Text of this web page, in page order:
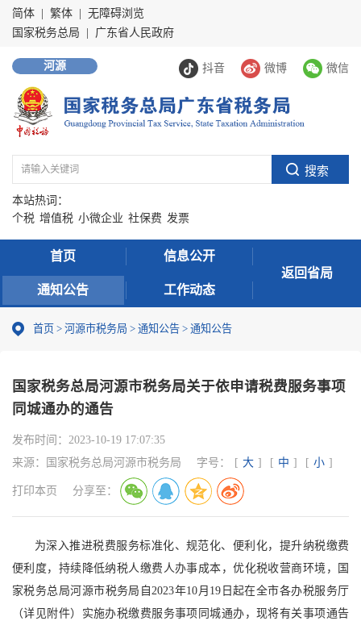
简体 繁体
无障碍浏览
国家税务总局
广东省人民政府
抖音 微博 微信
河源
本站热词：
个税 增值税 小微企业 社保费 发票
首页 信息公开
通知公告 工作动态
返回省局
首页 > 河源市税务局 > 通知公告 > 通知公告
国家税务总局河源市税务局关于依申请税费服务事项
同城通办的通告
发布时间： 2023-10-19 17:07:35
来源：
国家税务总局河源市税务局 字号： [ 大 ] [ 中 ] [ 小 ]
打印本页 分享至：
为深入推进税费服务标准化、规范化、便利化，提升纳税缴费
便利度，持续降低纳税人缴费人办事成本，优化税收营商环境，国
家税务总局河源市税务局自2023年10月19日起在全市各办税服务厅
（详见附件）实施办税缴费服务事项同城通办，现将有关事项通告